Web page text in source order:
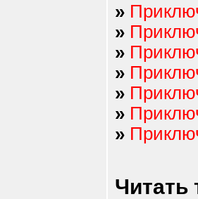
»
»
»
»
»
»
»
Читать